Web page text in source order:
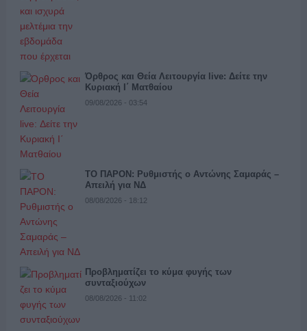
Όρθρος και Θεία Λειτουργία live: Δείτε την
Κυριακή Ι΄ Ματθαίου
09/08/2026 - 03:54
ΤΟ ΠΑΡΟΝ: Ρυθμιστής ο Αντώνης Σαμαράς –
Απειλή για ΝΔ
08/08/2026 - 18:12
Προβληματίζει το κύμα φυγής των
συνταξιούχων
08/08/2026 - 11:02